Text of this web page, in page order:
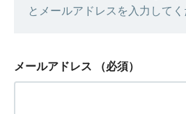
とメールアドレスを入力してく
メールアドレス （必須）